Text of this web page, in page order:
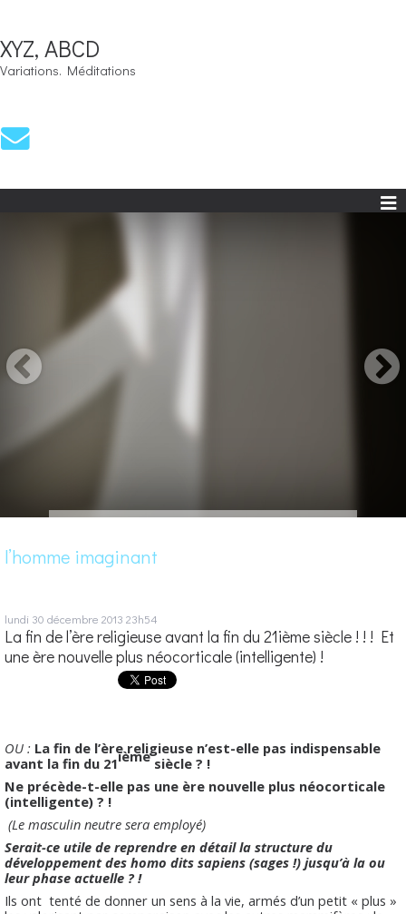
XYZ, ABCD
Variations. Méditations
l’homme imaginant
lundi 30 décembre 2013 23h54
La fin de l’ère religieuse avant la fin du 21ième siècle ! ! ! Et
une ère nouvelle plus néocorticale (intelligente) !
OU : La fin de l’ère religieuse n’est-elle pas indispensable
avant la fin du 21ième siècle ? !
Ne précède-t-elle pas une ère nouvelle plus néocorticale
(intelligente) ? !
(Le masculin neutre sera employé)
Serait-ce utile de reprendre en détail la structure du
développement des homo dits sapiens (sages !) jusqu’à la ou
leur phase actuelle ? !
Ils ont tenté de donner un sens à la vie, armés d’un petit « plus »